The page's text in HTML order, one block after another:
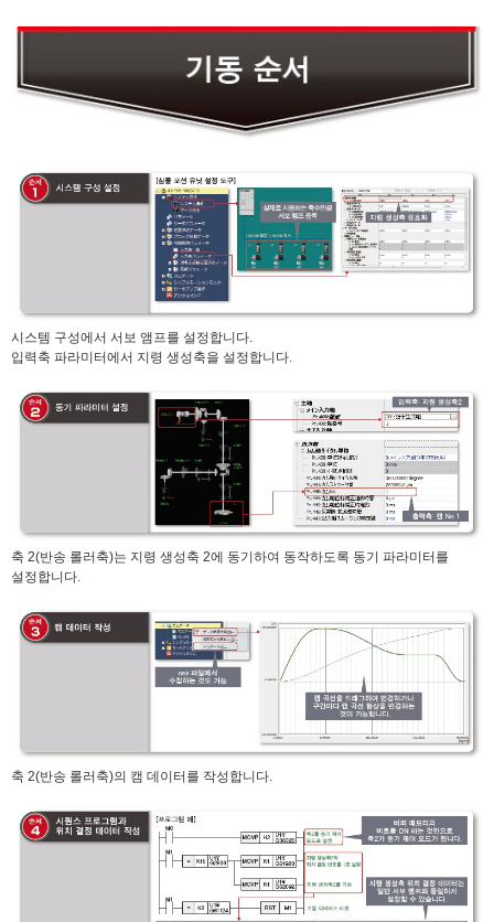
시스템 구성에서 서보 앰프를 설정합니다.
입력축 파라미터에서 지령 생성축을 설정합니다.
축 2(반송 롤러축)는 지령 생성축 2에 동기하여 동작하도록 동기 파라미터를
설정합니다.
축 2(반송 롤러축)의 캠 데이터를 작성합니다.